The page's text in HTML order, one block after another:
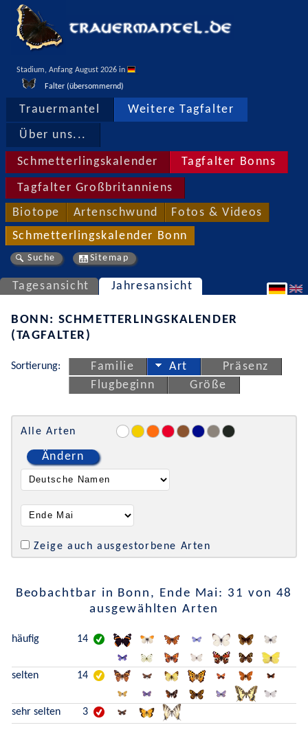
Stadium, Anfang August 2026 in
Falter (übersommernd)
Trauermantel Weitere Tagfalter
Über uns...
Schmetterlingskalender Tagfalter Bonns
Tagfalter Großbritanniens
Biotope Artenschwund Fotos & Videos
Schmetterlingskalender Bonn
Suche Sitemap
Tagesansicht Jahresansicht
BONN: SCHMETTERLINGSKALENDER
(TAGFALTER)
Sortierung: Familie Art
Präsenz
Flugbeginn
Größe
Alle Arten
Ändern
Zeige auch ausgestorbene Arten
Beobachtbar in Bonn, Ende Mai: 31 von 48
ausgewählten Arten
häufig 14
selten 14
sehr selten 3